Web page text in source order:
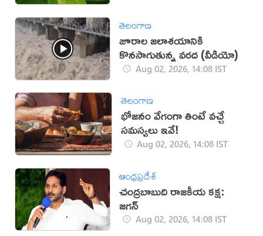
తెలంగాణ
జూరాల జలాశయానికి
కొనసాగుతున్న వరద (వీడియో)
Aug 02, 2026, 14:08 IST
తెలంగాణ
భోజనం వేగంగా తింటే వచ్చే
సమస్యలు ఇవే!
Aug 02, 2026, 14:08 IST
ఆంధ్రప్రదేశ్
చంద్రబాబుది రాజకీయ కక్ష:
జగన్
Aug 02, 2026, 14:08 IST